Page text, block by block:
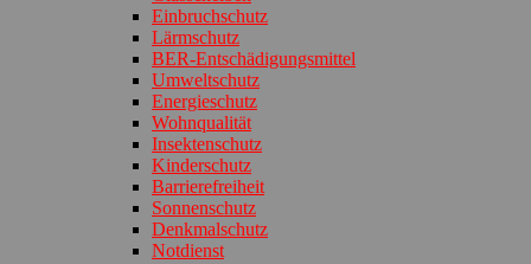
Einbruchschutz
Lärmschutz
BER-Entschädigungsmittel
Umweltschutz
Energieschutz
Wohnqualität
Insektenschutz
Kinderschutz
Barrierefreiheit
Sonnenschutz
Denkmalschutz
Notdienst